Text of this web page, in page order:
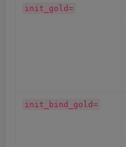
init_gold=
init_bind_gold=